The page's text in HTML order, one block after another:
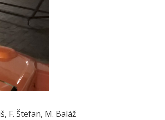
F. Štefan, M. Baláž